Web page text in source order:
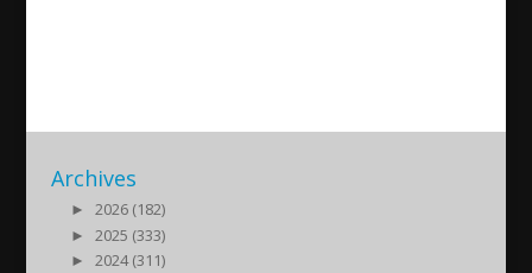
Archives
►
2026 (182)
►
2025 (333)
►
2024 (311)